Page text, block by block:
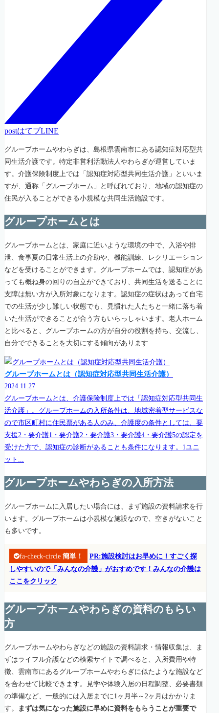
postはてブLINE
グループホームやわらぎは、島根県雲南市にある認知症対応型共
同生活介護です。特定非営利活動法人やわらぎが運営していま
す。介護保険制度上では「認知症対応型共同生活介護」といいま
すが、通称「グループホーム」と呼ばれており、地域の認知症の
住民が入ることができる小規模な共同生活施設です。
グループホームとは
グループホームとは、家庭に近いような環境の中で、入浴や排
泄、食事夏の日常生活上の介助や、機能訓練、レクリエーション
などを受けることができます。グループホームでは、認知症があ
っても概ね身の回りの自立ができており、共同生活を送ることに
支障は無い方が入所対象になります。認知症の症状はあって自宅
での生活が少し難しい状態でも、見慣れた人たちと一緒に落ち着
いた生活ができることが合う方もいらっしゃいます。老人ホーム
と比べると、グループホームの方が自分の役割を持ち、交流し、
自分でできることを大切にする傾向があります
グループホームとは（認知症対応型共同生活介護）
2024.11.27
グループホームとは、介護保険制度上では「認知症対応型共同生
活介護」。グループホームの入所条件は、地域密着型サービスな
ので市区町村に住民票がある人のみ、介護度の条件としては、要
支援2・要介護1・要介護2・要介護3・要介護4・要介護5の認定を
受けた方で、認知症の診断があることも条件になります。1ユニ
ット...
グループホームやわらぎの入所方法
グループホームに入居したい場合には、まず施設の資料請求を行
います。グループホームは小規模な施設なので、空きがないこと
も多いです。
fa-check-circle 簡単！
PR:施設検討はお早めに！すごく探
しやすいので「みんなの介護」がおすめです！みんなの介護は
ここをクリック
グループホームやわらぎの資料のもらい
方
グループホームやわらぎなどの施設の資料請求・情報収集は、ま
ずはライフル介護などの検索サイトで調べると、入所費用や特
徴、雲南市にあるグループホームやわらぎに似たような施設など
を合わせて比較できます。見学や体験入居の日程調整、必要書類
の準備など、一般的には入居までに1ヶ月半～2ヶ月はかかりま
す。
まずは気になった施設に早めに資料をもらうことが重要で